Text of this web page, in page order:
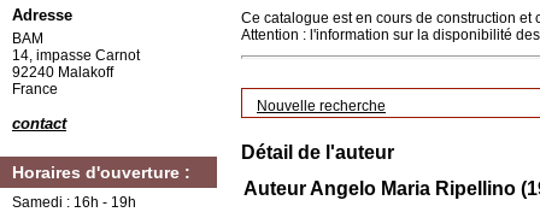
Ce catalogue est en cours de construction
Attention : l'information sur la disponibilité
Nouvelle recherche
Détail de l'auteur
Auteur Angelo Maria Ripellino
Adresse
BAM
14, impasse Carnot
92240 Malakoff
France
contact
Horaires d'ouverture :
Samedi : 16h - 19h